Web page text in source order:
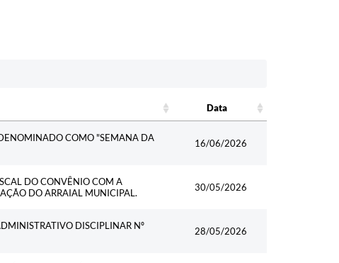
Data
COMO "SEMANA DA
16/06/2026
DO CONVÊNIO COM A
DO ARRAIAL MUNICIPAL.
30/05/2026
DISCIPLINAR Nº
28/05/2026